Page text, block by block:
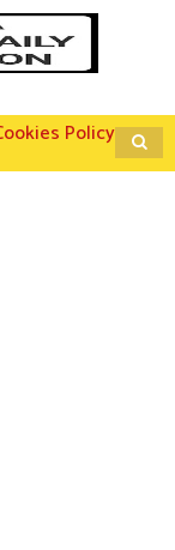
Policy